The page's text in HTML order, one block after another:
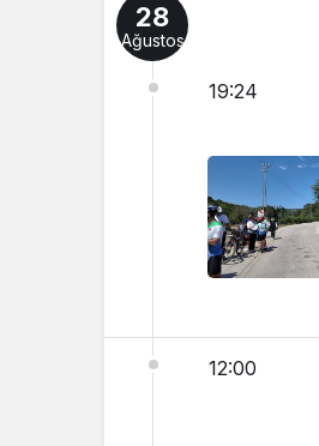
28
Ağustos
19:24
12:00